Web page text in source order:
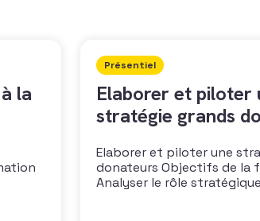
la
Présentiel
Elaborer et piloter
stratégie grands
Elaborer et piloter une
donateurs Objectifs de la
Analyser le rôle